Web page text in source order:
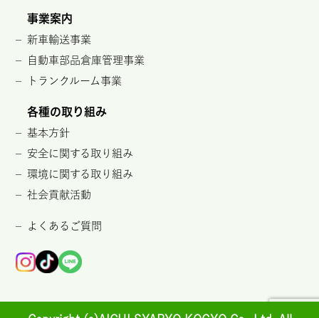
事業案内
新車輸送事業
自動車部品倉庫管理事業
トランクルーム事業
各種の取り組み
基本方針
安全に関する取り組み
環境に関する取り組み
社会貢献活動
よくあるご質問